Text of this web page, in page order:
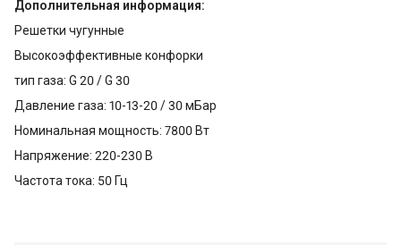
Дополнительная информация:
Решетки чугунные
Высокоэффективные конфорки
тип газа: G 20 / G 30
Давление газа: 10-13-20 / 30 мБар
Номинальная мощность: 7800 Вт
Напряжение: 220-230 В
Частота тока: 50 Гц